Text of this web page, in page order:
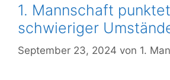
1. Mannschaft
schwieriger
September 23, 2024 von 1.